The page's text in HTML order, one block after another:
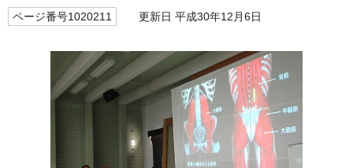
ページ番号1020211 更新日 平成30年12月6日